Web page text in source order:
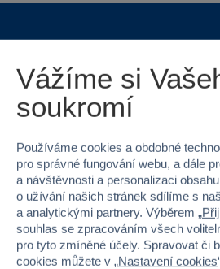
Nejširší sortiment na
trhu
Vážíme si
soukromí
Používáme cookies a obdobné
pro správné fungování webu, a dále
a návštěvnosti a personalizaci
o užívání našich stránek sdílíme s
a analytickými partnery. Výběrem „
souhlas se zpracováním všech
pro tyto zmíněné účely. Spravovat či
cookies můžete v „Nastavení cookies